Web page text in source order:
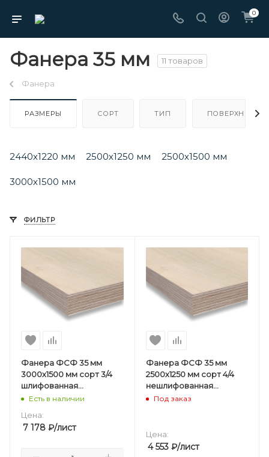
0
Фанера 35 мм 11 товаров
Фанера
РАЗМЕРЫ СОРТ ТИП ПОВЕРХНОСТЬ
2440х1220 мм 2500х1250 мм 2500х1500 мм
3000х1500 мм
ФИЛЬТР
Фанера ФСФ 35 мм
3000х1500 мм сорт 3/4
шлифованная
березовая
Есть в наличии
Цена:
7 178 ₽/лист
Фанера ФСФ 35 мм
2500х1250 мм сорт 4/4
нешлифованная
березовая
Под заказ
Цена:
4 553₽/лист